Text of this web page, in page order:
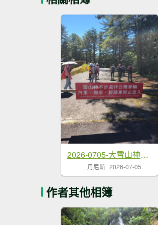
2026-0705-大雪山神木啞口健行
丹尼斯 2026-07-05
作者其他相簿